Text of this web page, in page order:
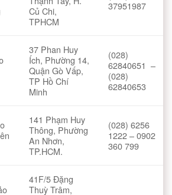
Củ Chi,
TPHCM
37951987
37 Phan Huy
Ích, Phường 14,
Quận Gò Vấp,
TP Hồ Chí
Minh
(028)
62840651 –
(028)
62840653
141 Phạm Huy
Thông, Phường
An Nhơn,
TP.HCM.
(028) 6256
1222 – 0902
360 799
41F/5 Đặng
Thuỳ Trâm,